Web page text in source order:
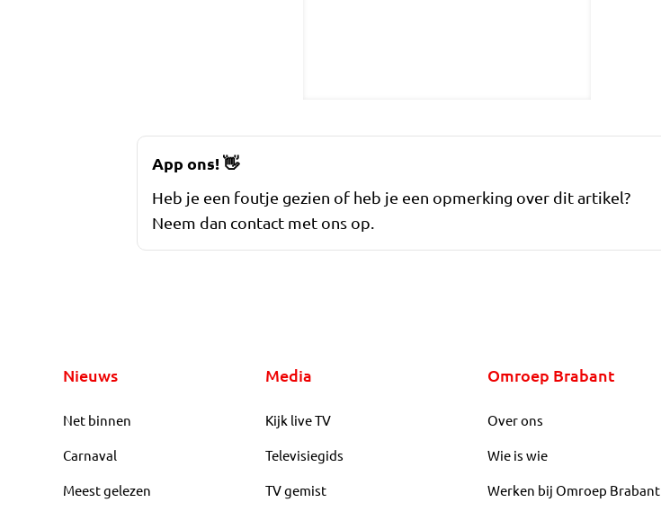
App ons!👋
Heb je een foutje gezien of heb je een opmerking over dit artikel?
Neem dan contact met ons op.
Nieuws
Net binnen
Carnaval
Meest gelezen
Media
Kijk live TV
Televisiegids
TV gemist
Omroep Brabant
Over ons
Wie is wie
Werken bij Omroep Brabant